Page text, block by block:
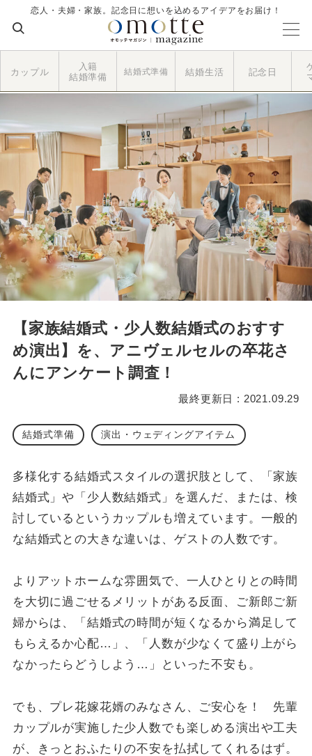
恋人・夫婦・家族。記念日に想いを込めるアイデアをお届け！
カップル
入籍
結婚準備
結婚式準備 結婚生活 記念日
【家族結婚式・少人数結婚式のおすす
め演出】を、アニヴェルセルの卒花さ
んにアンケート調査！
最終更新日 : 2021.09.29
結婚式準備 演出・ウェディングアイテム
多様化する結婚式スタイルの選択肢として、「家族
結婚式」や「少人数結婚式」を選んだ、または、検
討しているというカップルも増えています。一般的
な結婚式との大きな違いは、ゲストの人数です。
よりアットホームな雰囲気で、一人ひとりとの時間
を大切に過ごせるメリットがある反面、ご新郎ご新
婦からは、「結婚式の時間が短くなるから満足して
もらえるか心配…」、「人数が少なくて盛り上がら
なかったらどうしよう…」といった不安も。
でも、プレ花嫁花婿のみなさん、ご安心を！ 先輩
カップルが実施した少人数でも楽しめる演出や工夫
が、きっとおふたりの不安を払拭してくれるはず。